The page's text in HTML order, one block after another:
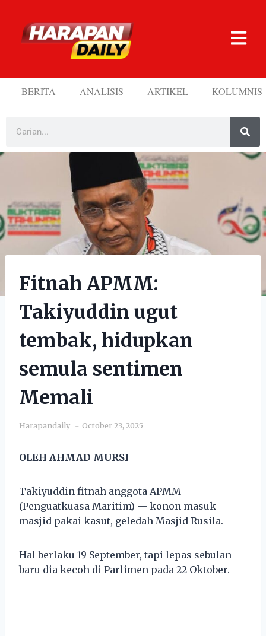
BERITA ANALISIS ARTIKEL KOLUMNIS
Fitnah APMM:
Takiyuddin ugut
tembak, hidupkan
semula sentimen
Memali
Harapandaily October 23, 2025
OLEH AHMAD MURSI
Takiyuddin fitnah anggota APMM
(Penguatkuasa Maritim) — konon masuk
masjid pakai kasut, geledah Masjid Rusila.
Hal berlaku 19 September, tapi lepas sebulan
baru dia kecoh di Parlimen pada 22 Oktober.